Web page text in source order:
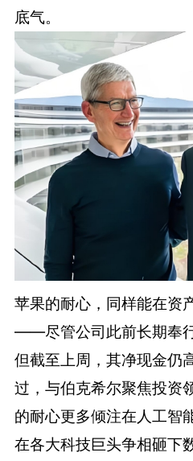
底气。
苹果的耐心，同样能在资
——尽管公司此前长期奉行
但截至上周，其净现金仍
过，与伯克希尔聚焦投资
的耐心更多倾注在人工智
在各大科技巨头争相砸下